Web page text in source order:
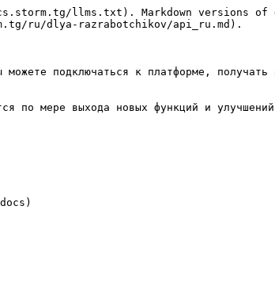
llms.txt). Markdown versions of
ru/dlya-razrabotchikov/api_ru.md).
подключаться к платформе,
по мере выхода новых функций и